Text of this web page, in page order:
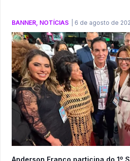
BANNER NOTÍCIAS 6 de agosto de
Anderson Franco participa do 1º